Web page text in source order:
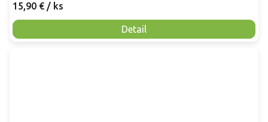
15,90 € / ks
Detail